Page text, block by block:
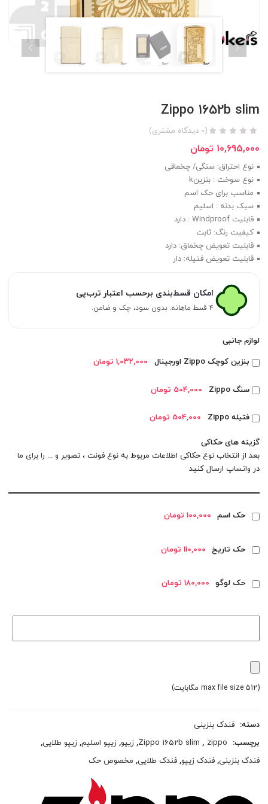
Zippo 1652b slim
(
0 دیدگاه مشتری)
10,695,000 تومان
نوع احتراق: سنگی/ چخماقی
نوع سوخت : بنزینk
مناسب برای حک اسم
سبک بدنه : اسلیم
قابلیت Windproof : دارد
کیفیت رنگ: ثابت
قابلیت تعویض چخماق: دارد
قابلیت تعویض فتیله: دار
امکان قسط‌بندی برحسب اعتبار ترب‌پی
۴ قسط ماهانه. بدون سود، چک و ضامن.
لوازم جانبی
بنزین کوچک Zippo اورجینال
1,032,000 تومان
سنگ Zippo 504,000 تومان
فتیله Zippo 504,000 تومان
گزینه های حکاکی
بعد از انتخاب نوع حکاکی اطلاعات مربوط به نوع فونت ، تصویر و ... را برای ما
در واتساپ ارسال کنید
حک اسم 100,000 تومان
حک تاریخ 110,000 تومان
حک لوگو 180,000 تومان
(max file size 512 مگابایت)
دسته: فندک بنزینی
برچسب:
zippo
,
Zippo 1652b slim
, زیپو, زیپو اسلیم, زیپو طلایی,
فندک بنزینی,فندک زیپو,فندک طلایی, مخصوص حک